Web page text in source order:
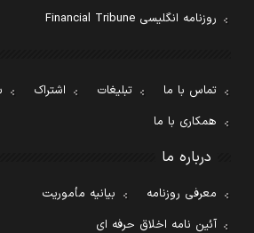
روزنامه انگلیسی Financial Tribune
تماس با ما تبلیغات اشتراک
همکاری با ما
درباره ما
معرفی روزنامه
بیانیه مأموریت
آئین نامه اخلاق حرفه ای